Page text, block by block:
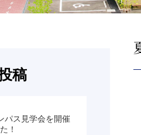
稿
パス見学会を開催
！